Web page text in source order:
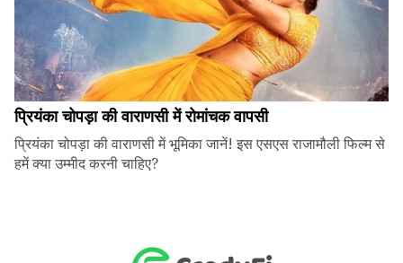
प्रियंका चोपड़ा की वाराणसी में रोमांचक वापसी
प्रियंका चोपड़ा की वाराणसी में भूमिका जानें! इस एसएस राजामौली फिल्म से
हमें क्या उम्मीद करनी चाहिए?